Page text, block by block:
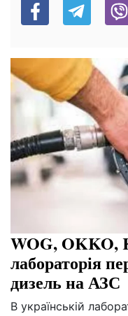
WOG, OKKO,
лабораторія
дизель на АЗС
В українській